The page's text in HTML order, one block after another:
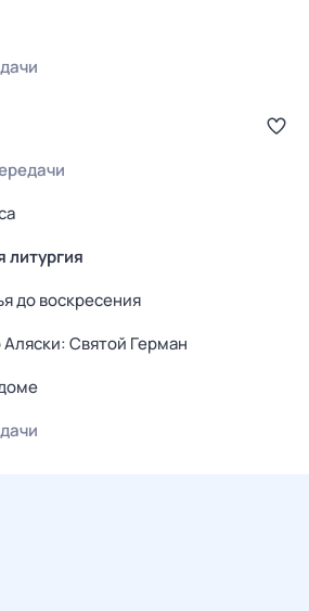
литургия
до воскресения
Святой Герман